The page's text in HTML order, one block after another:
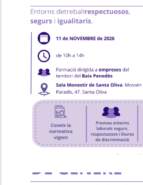
Formació
Contra
Per Raó
P.